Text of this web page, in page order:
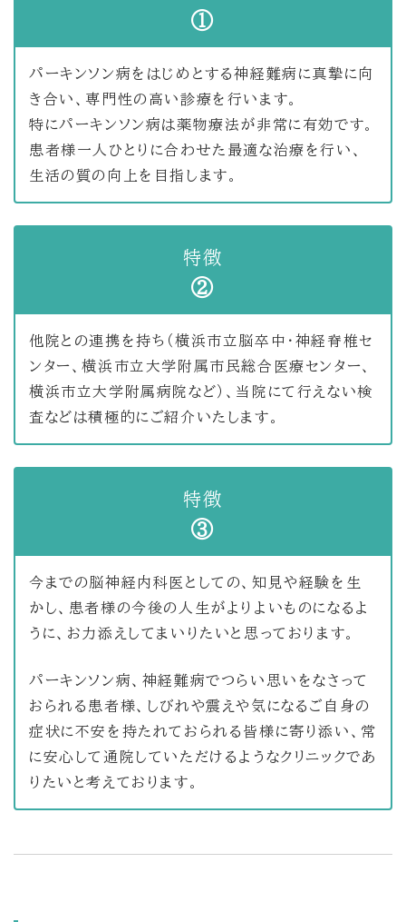
①
パーキンソン病をはじめとする神経難病に真摯に向
き合い、専門性の高い診療を行います。
特にパーキンソン病は薬物療法が非常に有効です。
患者様一人ひとりに合わせた最適な治療を行い、
生活の質の向上を目指します。
特徴
②
他院との連携を持ち（横浜市立脳卒中・神経脊椎セ
ンター、横浜市立大学附属市民総合医療センター、
横浜市立大学附属病院など）、当院にて行えない検
査などは積極的にご紹介いたします。
特徴
③
今までの脳神経内科医としての、知見や経験を生
かし、患者様の今後の人生がよりよいものになるよ
うに、お力添えしてまいりたいと思っております。
パーキンソン病、神経難病でつらい思いをなさって
おられる患者様、しびれや震えや気になるご自身の
症状に不安を持たれておられる皆様に寄り添い、常
に安心して通院していただけるようなクリニックであ
りたいと考えております。